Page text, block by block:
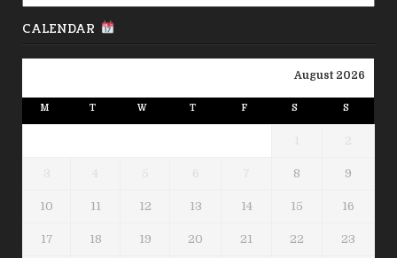
CALENDAR
August 2026
M T W T F S S
1 2
3 4 5 6 7 8 9
10 11 12 13 14 15 16
17 18 19 20 21 22 23